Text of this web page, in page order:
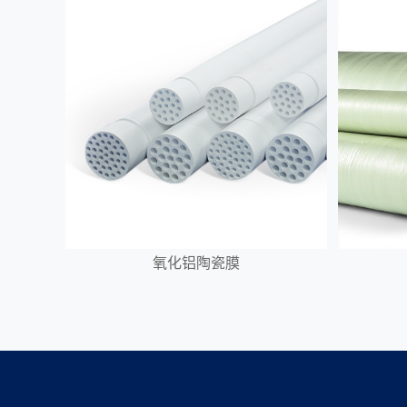
氧化铝陶瓷膜